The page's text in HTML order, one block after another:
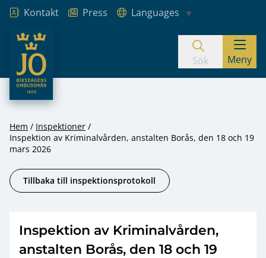
Hoppa till innehåll
Kontakt Press
Languages
JO – Riksdagens Ombudsmän
Sök Meny
Hem
Inspektioner
Inspektion av Kriminalvården, anstalten Borås, den 18 och 19
mars 2026
Tillbaka till inspektionsprotokoll
Inspektion av Kriminalvården,
anstalten Borås, den 18 och 19